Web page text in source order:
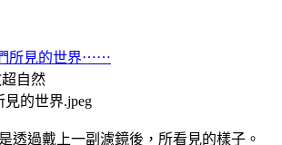
所見的世界⋯⋯
自然
透過戴上一副濾鏡後，所看見的樣子。